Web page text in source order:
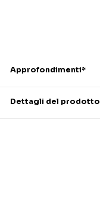
Approfondimenti*
Dettagli del prodotto